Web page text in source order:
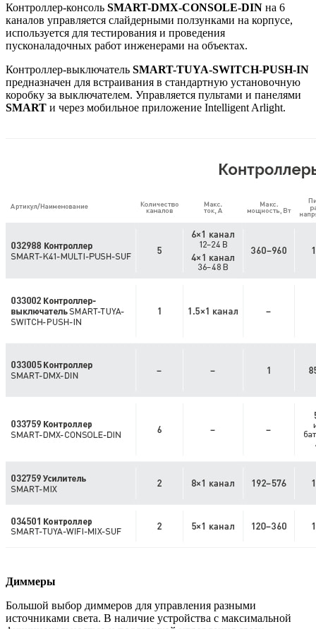
Контроллер-консоль SMART-DMX-CONSOLE-DIN на 6
каналов управляется слайдерными ползунками на корпусе,
используется для тестирования и проведения
пусконаладочных работ инженерами на объектах.
Контроллер-выключатель SMART-TUYA-SWITCH-PUSH-IN
предназначен для встраивания в стандартную установочную
коробку за выключателем. Управляется пультами и панелями
SMART и через мобильное приложение Intelligent Arlight.
Диммеры
Большой выбор диммеров для управления разными
источниками света. В наличие устройства с максимальной